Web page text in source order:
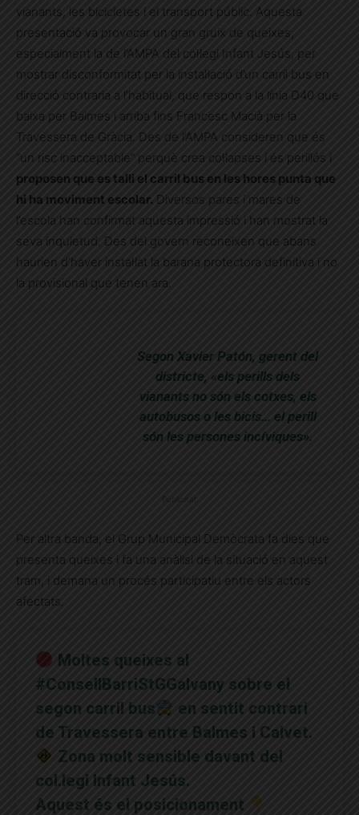
vianants, les bicicletes i el transport públic. Aquesta
presentació va provocar un gran gruix de queixes,
especialment la de l’AMPA del col·legi Infant Jesús, per
mostrar disconformitat per la instal·lació d’un carril bus en
direcció contraria a l’habitual, que respon a la línia D40 que
baixa per Balmes i arriba fins Francesc Macià per la
Travessera de Gràcia. Des de l’AMPA consideren que és
“un risc inacceptable” perquè crea col·lapses i és perillós i
proposen que es talli el carril bus en les hores punta que
hi ha moviment escolar. Diversos pares i mares de
l’escola han confirmat aquesta impressió i han mostrat la
seva inquietud. Des del govern reconeixen que abans
haurien d’haver instal·lat la barana protectora definitiva i no
la provisional que tenen ara.
Segon Xavier Patón, gerent del
districte, «els perills dels
vianants no són els cotxes, els
autobusos o les bicis… el perill
són les persones incíviques».
Per altra banda, el Grup Municipal Demòcrata fa dies que
presenta queixes i fa una anàlisi de la situació en aquest
tram, i demana un procés participatiu entre els actors
afectats.
Moltes queixes al
#ConsellBarriStGGalvany sobre el
segon carril bus
en sentit contrari
de Travessera entre Balmes i Calvet.
Zona molt sensible davant del
col.legi Infant Jesús.
Aquest és el posicionament